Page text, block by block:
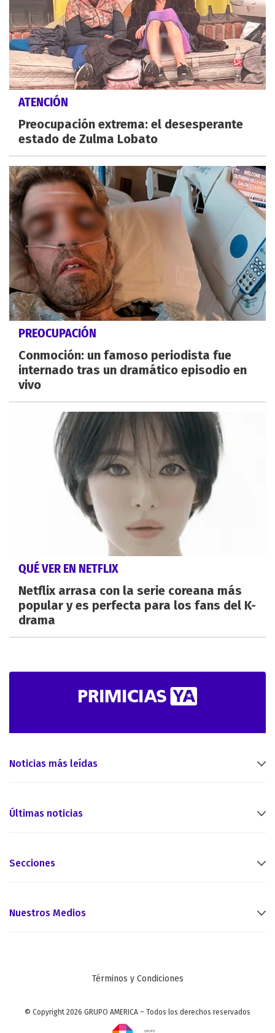
ATENCIÓN
Preocupación extrema: el desesperante
estado de Zulma Lobato
PREOCUPACIÓN
Conmoción: un famoso periodista fue
internado tras un dramático episodio en
vivo
QUÉ VER EN NETFLIX
Netflix arrasa con la serie coreana más
popular y es perfecta para los fans del K-
drama
Noticias más leídas
Últimas noticias
Secciones
Nuestros Medios
Términos y Condiciones
© Copyright 2026 GRUPO AMERICA – Todos los derechos reservados